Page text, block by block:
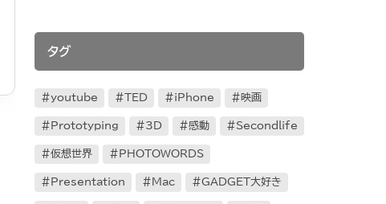
タグ
youtube TED iPhone 映画
Prototyping 3D 感動 Secondlife
仮想世界 PHOTOWORDS
Presentation Mac GADGET大好き